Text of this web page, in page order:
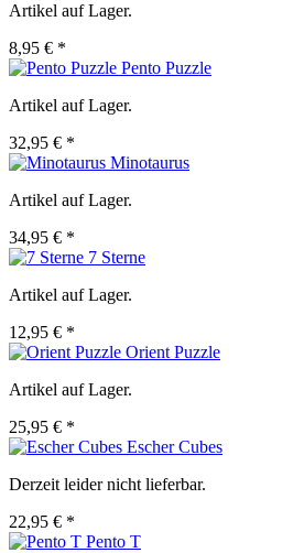
Artikel auf Lager.
8,95 € *
Pento Puzzle
Artikel auf Lager.
32,95 € *
Minotaurus
Artikel auf Lager.
34,95 € *
7 Sterne
Artikel auf Lager.
12,95 € *
Orient Puzzle
Artikel auf Lager.
25,95 € *
Escher Cubes
Derzeit leider nicht lieferbar.
22,95 € *
Pento T